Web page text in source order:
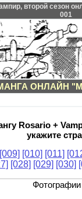
второй сезон
001
ОНЛАЙН
Rosario +
укажите
[009] [010] [011]
[028] [029] [030]